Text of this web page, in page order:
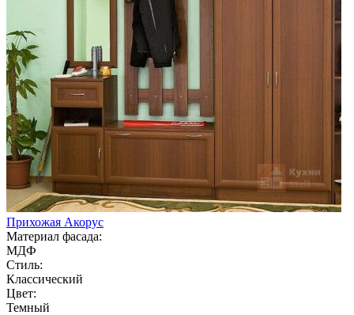
Прихожая Акорус
Материал фасада:
МДФ
Стиль:
Классический
Цвет:
Темный